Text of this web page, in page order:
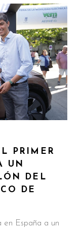
PRIMER
UN
DEL
DE
en España a un